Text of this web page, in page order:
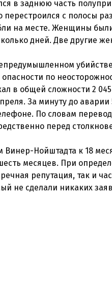
в заднюю часть
перестроился с полосы
на месте. Женщины
дней. Две другие
по
в общей сложности 2
За минуту до
По словам
перед
Нойштадта к 18
месяцев. При
репутация, так и
не сделали никаких